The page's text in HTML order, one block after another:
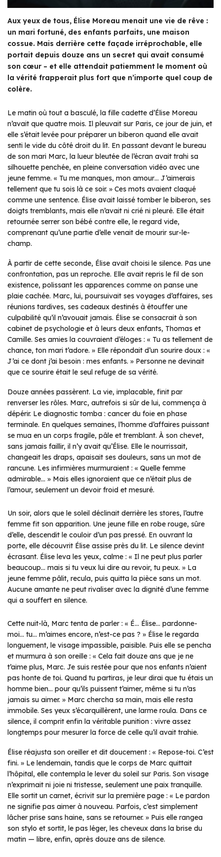
Aux yeux de tous, Élise Moreau menait une vie de rêve :
un mari fortuné, des enfants parfaits, une maison
cossue. Mais derrière cette façade irréprochable, elle
portait depuis douze ans un secret qui avait consumé
son cœur – et elle attendait patiemment le moment où
la vérité frapperait plus fort que n’importe quel coup de
colère.
Le matin où tout a basculé, la fille cadette d’Élise Moreau
n’avait que quatre mois. Il pleuvait sur Paris, ce jour de juin, et
elle s’était levée pour préparer un biberon quand elle avait
senti le vide du côté droit du lit. En passant devant le bureau
de son mari Marc, la lueur bleutée de l’écran avait trahi sa
silhouette penchée, en pleine conversation vidéo avec une
jeune femme. « Tu me manques, mon amour… J’aimerais
tellement que tu sois là ce soir. » Ces mots avaient claqué
comme une sentence. Élise avait laissé tomber le biberon, ses
doigts tremblants, mais elle n’avait ni crié ni pleuré. Elle était
retournée serrer son bébé contre elle, le regard vide,
comprenant qu’une partie d’elle venait de mourir sur-le-
champ.
À partir de cette seconde, Élise avait choisi le silence. Pas une
confrontation, pas un reproche. Elle avait repris le fil de son
existence, polissant les apparences comme on panse une
plaie cachée. Marc, lui, poursuivait ses voyages d’affaires, ses
réunions tardives, ses cadeaux destinés à étouffer une
culpabilité qu’il n’avouait jamais. Élise se consacrait à son
cabinet de psychologie et à leurs deux enfants, Thomas et
Camille. Ses amies la couvraient d’éloges : « Tu as tellement de
chance, ton mari t’adore. » Elle répondait d’un sourire doux : «
J’ai ce dont j’ai besoin : mes enfants. » Personne ne devinait
que ce sourire était le seul refuge de sa vérité.
Douze années passèrent. La vie, implacable, finit par
renverser les rôles. Marc, autrefois si sûr de lui, commença à
dépérir. Le diagnostic tomba : cancer du foie en phase
terminale. En quelques semaines, l’homme d’affaires puissant
se mua en un corps fragile, pâle et tremblant. À son chevet,
sans jamais faillir, il n’y avait qu’Élise. Elle le nourrissait,
changeait les draps, apaisait ses douleurs, sans un mot de
rancune. Les infirmières murmuraient : « Quelle femme
admirable… » Mais elles ignoraient que ce n’était plus de
l’amour, seulement un devoir froid et mesuré.
Un soir, alors que le soleil déclinait derrière les stores, l’autre
femme fit son apparition. Une jeune fille en robe rouge, sûre
d’elle, descendit le couloir d’un pas pressé. En ouvrant la
porte, elle découvrit Élise assise près du lit. Le silence devint
écrasant. Élise leva les yeux, calme : « Il ne peut plus parler
beaucoup… mais si tu veux lui dire au revoir, tu peux. » La
jeune femme pâlit, recula, puis quitta la pièce sans un mot.
Aucune amante ne peut rivaliser avec la dignité d’une femme
qui a souffert en silence.
Cette nuit-là, Marc tenta de parler : « É… Élise… pardonne-
moi… tu… m’aimes encore, n’est-ce pas ? » Élise le regarda
longuement, le visage impassible, paisible. Puis elle se pencha
et murmura à son oreille : « Cela fait douze ans que je ne
t’aime plus, Marc. Je suis restée pour que nos enfants n’aient
pas honte de toi. Quand tu partiras, je leur dirai que tu étais un
homme bien… pour qu’ils puissent t’aimer, même si tu n’as
jamais su aimer. » Marc chercha sa main, mais elle resta
immobile. Ses yeux s’écarquillèrent, une larme roula. Dans ce
silence, il comprit enfin la véritable punition : vivre assez
longtemps pour mesurer la force de celle qu’il avait trahie.
Élise réajusta son oreiller et dit doucement : « Repose-toi. C’est
fini. » Le lendemain, tandis que le corps de Marc quittait
l’hôpital, elle contempla le lever du soleil sur Paris. Son visage
n’exprimait ni joie ni tristesse, seulement une paix tranquille.
Elle sortit un carnet, écrivit sur la première page : « Le pardon
ne signifie pas aimer à nouveau. Parfois, c’est simplement
lâcher prise sans haine, sans se retourner. » Puis elle rangea
son stylo et sortit, le pas léger, les cheveux dans la brise du
matin — libre, enfin, après douze ans de silence.